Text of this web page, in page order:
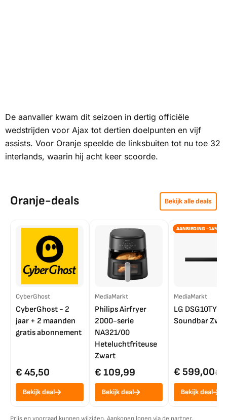
De aanvaller kwam dit seizoen in dertig officiële
wedstrijden voor Ajax tot dertien doelpunten en vijf
assists. Voor Oranje speelde de linksbuiten tot nu toe 32
interlands, waarin hij acht keer scoorde.
Oranje-deals Bekijk alle deals
CyberGhost
CyberGhost - 2
jaar + 2 maanden
gratis abonnement
€ 45,50
Bekijk deal
MediaMarkt
Philips Airfryer
2000-serie
NA321/00
Heteluchtfriteuse
Zwart
€ 109,99
Bekijk deal
AANBIEDING -14%
MediaMarkt
LG DSG10TY
Soundbar
€ 599,00€
Bekijk deal